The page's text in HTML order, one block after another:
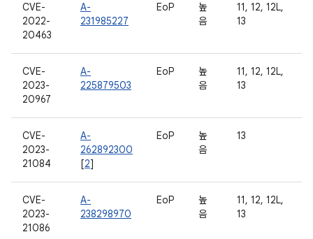
CVE-
2022-
20463
A-
231985227
EoP
높
음
11, 12, 12L,
13
CVE-
2023-
20967
A-
225879503
EoP
높
음
11, 12, 12L,
13
CVE-
2023-
21084
A-
262892300
[2]
EoP
높
음
13
CVE-
2023-
21086
A-
238298970
EoP
높
음
11, 12, 12L,
13